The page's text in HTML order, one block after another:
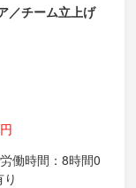
／チーム立上げ
働時間：8時間0